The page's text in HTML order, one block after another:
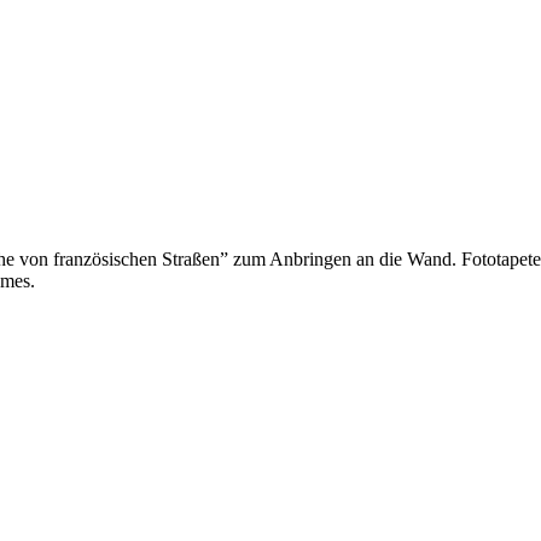
von französischen Straßen” zum Anbringen an die Wand.